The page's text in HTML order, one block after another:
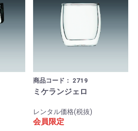
商品コード： 2719
ミケランジェロ
レンタル価格(税抜)
会員限定